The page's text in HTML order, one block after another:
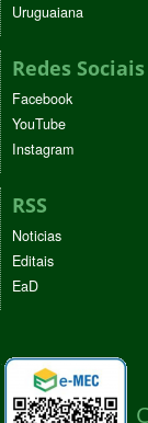
Uruguaiana
Redes Sociais
Facebook
YouTube
Instagram
RSS
Noticias
Editais
EaD